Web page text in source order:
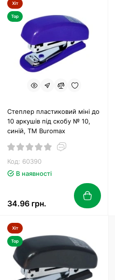
Хіт
Top
Степлер пластиковий міні до
10 аркушів під скобу № 10,
синій, ТМ Buromax
Код: 60390
В наявності
34.96 грн.
Хіт
Top